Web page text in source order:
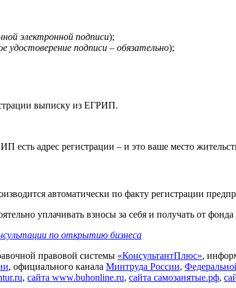
электронной подписи);
удостоверение подписи – обязательно);
выписку из ЕГРИП.
есть адрес регистрации – и это ваше место
автоматически по факту регистрации
уплачивать взносы за себя и получать от
по открытию бизнеса
правовой системы «КонсультантПлюс»,
, официального канала Минтруда России,
, сайта www.buhonline.ru, сайта самозанятые.рф,